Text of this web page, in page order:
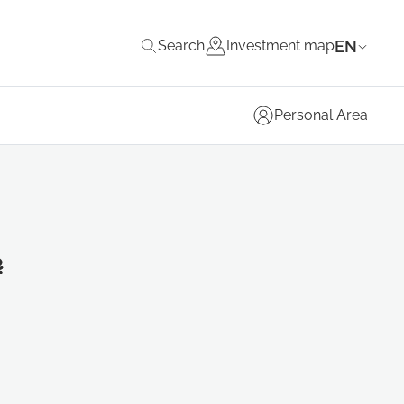
Search Investment mapEN
Personal Area